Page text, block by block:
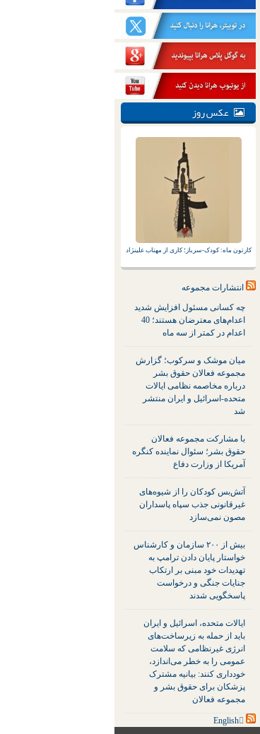
عکس روز
کارتون ماه: کودک-سرباز؛ کاری از مهتاب علینژاد
انتشارات مجموعه
چه کسانی مسئول افزایش شدید
اعدام‌های معترضان هستند؛ 40
اعدام در کمتر از سه ماه
میان موشک و سرکوب؛ گزارش
مجموعه فعالان حقوق بشر
درباره مخاصمه نظامی ایالات
متحده-اسرائیل و ایران منتشر
شد
با مشارکت مجموعه فعالان
حقوق بشر؛ سئوال نماینده کنگره
آمریکا از وزارت دفاع
آتش‌بس کودکان را از شیوه‌های
غیرقانونی جذب سپاه پاسداران
مصون نمی‌سازد
بیش از ۲۰۰ سازمان و کارشناس
خواستار پایان دادن ترامپ به
تهدیدات خود مبنی بر ارتکاب
جنایات جنگی و درخواست
پاسخگویی شدند
ایالات متحده، اسرائیل و ایران
باید از حمله به زیرساخت‌های
انرژی غیرنظامی که سلامت
عمومی را به خطر می‌اندازد،
خودداری کنند: بیانیه مشترک
پزشکان برای حقوق بشر و
مجموعه فعالان